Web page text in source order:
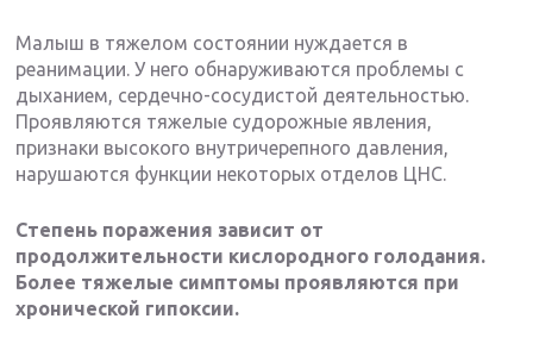
Малыш в тяжелом состоянии нуждается в
реанимации. У него обнаруживаются проблемы с
дыханием, сердечно-сосудистой деятельностью.
Проявляются тяжелые судорожные явления,
признаки высокого внутричерепного давления,
нарушаются функции некоторых отделов ЦНС.
Степень поражения зависит от
продолжительности кислородного голодания.
Более тяжелые симптомы проявляются при
хронической гипоксии.